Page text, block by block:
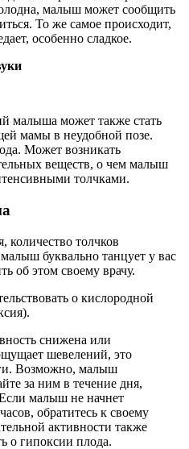
малыш может сообщить
То же самое происходит,
особенно сладкое.
малыша может также стать
мамы в неудобной позе.
Может возникать
веществ, о чем малыш
толчками.
количество толчков
буквально танцует у вас
об этом своему врачу.
о кислородной
снижена или
шевелений, это
Возможно, малыш
за ним в течение дня,
малыш не начнет
обратитесь к своему
активности также
о гипоксии плода.